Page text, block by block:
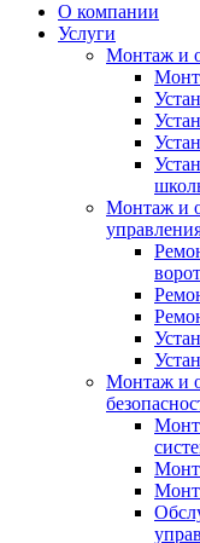
О компании
Услуги
Монтаж и
Монтаж и
ворот
Монтаж и